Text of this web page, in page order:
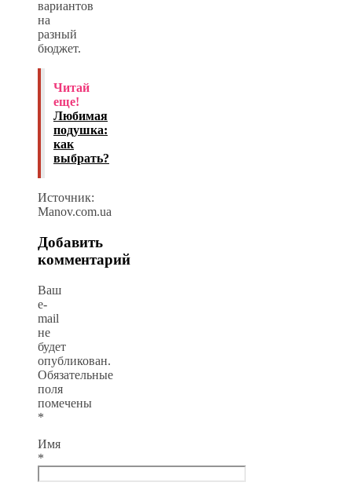
вариантов
на
разный
бюджет.
Читай
еще!
Любимая
подушка:
как
выбрать?
Источник:
Manov.com.ua
Добавить
комментарий
Ваш
e-
mail
не
будет
опубликован.
Обязательные
поля
помечены
*
Имя
*